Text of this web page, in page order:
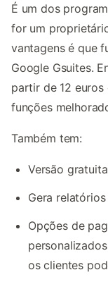
É um dos
for um
vantagens é que
Google Gsuites.
partir de 12
funções
Também tem:
Versão
Gera relatórios
Opções de
os clientes